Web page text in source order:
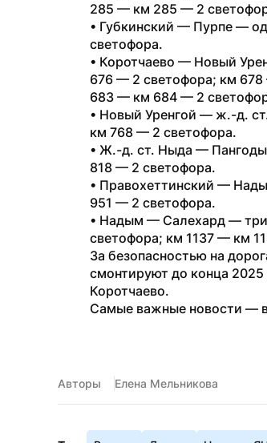
285 — км 285 — 2
• Губкинский — Пурпе —
светофора.
• Коротчаево — Новый
676 — 2 светофора; км
683 — км 684 — 2
• Новый Уренгой — ж.-д.
км 768 — 2 светофора.
• Ж.-д. ст. Ныда —
818 — 2 светофора.
• Правохеттинский —
951 — 2 светофора.
• Надым — Салехард —
светофора; км 1137 — км
За безопасностью на
смонтируют до конца 2025
Коротчаево.
Самые важные новости —
Авторы Елена Мельникова